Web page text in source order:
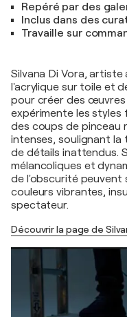
Repéré par des
Inclus dans des
Travaille sur
Silvana Di Vora,
l'acrylique sur toile et
pour créer des œuvres
expérimente les
des coups de pinceau
intenses, soulignant la
de détails inattendus.
mélancoliques et
de l'obscurité peuvent
couleurs vibrantes,
spectateur.
Découvrir la page de